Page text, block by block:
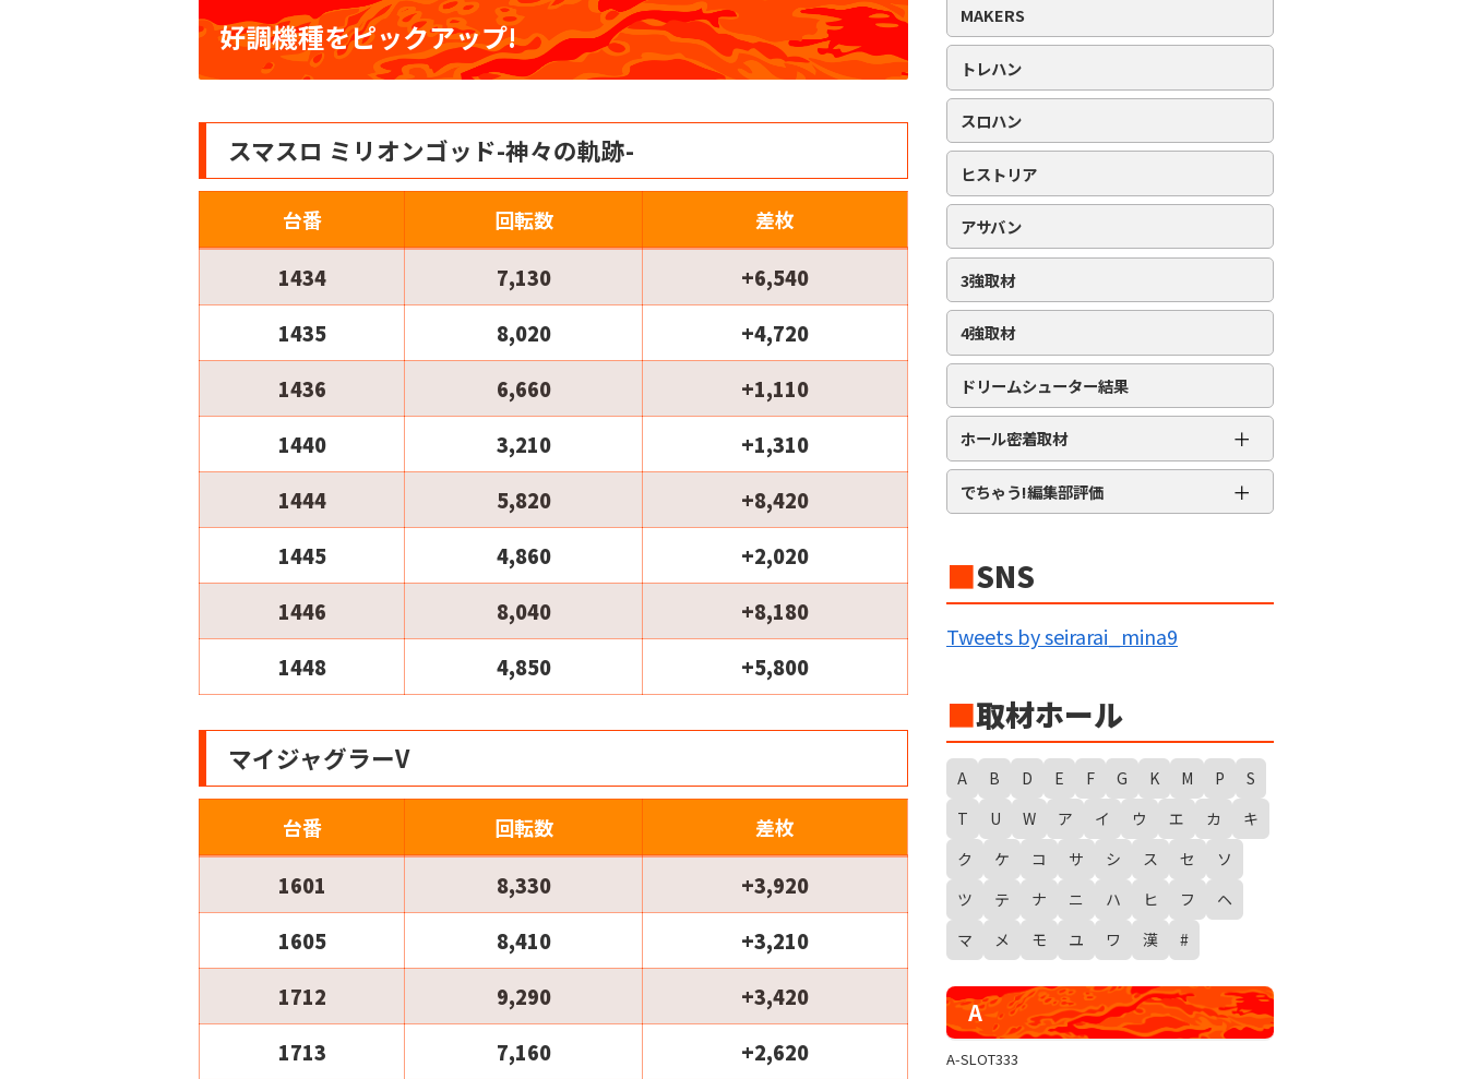
好調機種をピックアップ!
スマスロ ミリオンゴッド-神々の軌跡-
台番 回転数 差枚
1434 7,130
+6,540
1435
8,020
+4,720
1436
6,660
+1,110
1440
3,210
+1,310
1444
5,820
+8,420
1445
4,860
+2,020
1446
8,040
+8,180
1448
4,850 +5,800
マイジャグラーV
台番 回転数 差枚
1601 8,330
+3,920
1605
8,410
+3,210
1712
9,290
+3,420
1713
7,160
+2,620
PICK番付
MAKERS
トレハン
スロハン
ヒストリア
アサバン
3強取材
4強取材
ドリームシューター結果
ホール密着取材 ＋
APRO流星群取材
三大天
久留米ジャック
BIG BANG
回胴の極意
WANTED WONDERLAND
ギガスラッシュ
超ギガスラッシュ
新春スタートダッシュ取材
GRAND WARS-新店実践録-
SUGEEEEEEE!
ギャラクシー取材
グランドクラッシュ
トリプルユニオン
天極
玉屋共闘取材
SHOW TIME取材
でちゃう!編集部評価 ＋
★★★★
★★★
★★
■SNS
Tweets by seirarai_mina9
■取材ホール
A B D E F G K M P
S
T
U W ア イ ウ エ カ
キ
ク
ケ コ サ シ ス セ
ソ
ツ
テ ナ ニ ハ ヒ フ
ヘ
マ
メ モ ユ ワ 漢 #
A
A-SLOT333